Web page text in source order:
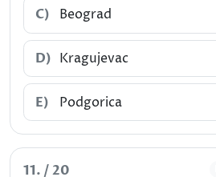
C) Beograd
D) Kragujevac
E) Podgorica
11. / 20